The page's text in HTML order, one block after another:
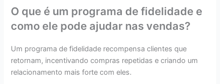
O que é um programa de fidelidade e
como ele pode ajudar nas vendas?
Um programa de fidelidade recompensa clientes que
retornam, incentivando compras repetidas e criando um
relacionamento mais forte com eles.